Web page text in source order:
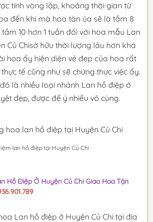
tính vòng lặp, khoảng thời gian từ
đến khi mà hoa tàn úa sẽ là tầm 8
10 hơn 1 tuần đối với hoa mẫu Lan
Củ Chisở hữu thời lượng lâu hơn khá
hoa ấy hiện diện vẻ đẹp của hoa rất
tế cũng như sẽ chứng thực việc ấy.
là nhiều loại nhánh Lan hồ điệp ở
đẹp, được để ý nhiều vô cùng.
lan hồ điệp tại Huyện Củ Chi
Hồ Điệp Ở Huyện Củ Chi Giao Hoa Tận
Lan hồ điệp ở Huyện Củ Chi tại địa